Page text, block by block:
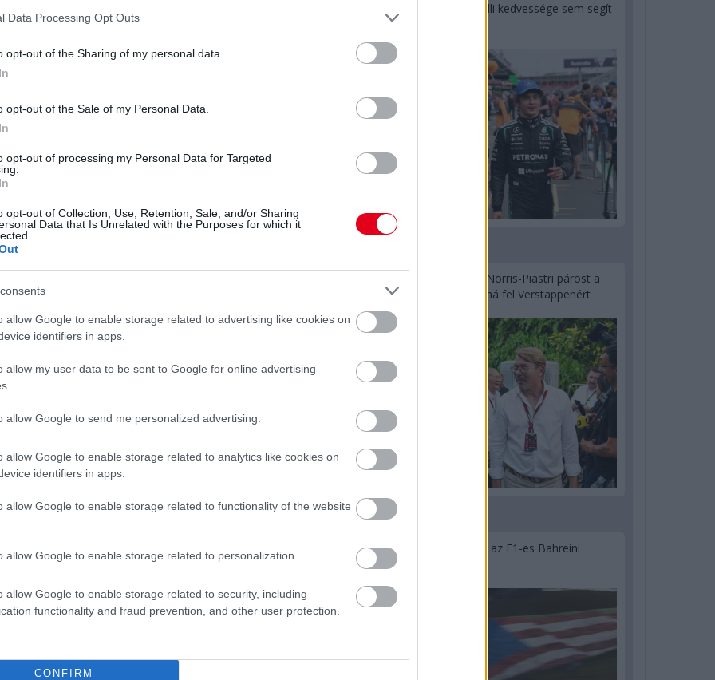
Data Processing Opt Outs
opt-out of the Sharing of my personal data.
opt-out of the Sale of my Personal Data.
opt-out of processing my Personal Data for Targeted
opt-out of Collection, Use, Retention, Sale, and/or Sharing
Data that Is Unrelated with the Purposes for which it
allow Google to enable storage related to advertising like cookies on
identifiers in apps.
allow my user data to be sent to Google for online advertising
allow Google to send me personalized advertising.
allow Google to enable storage related to analytics like cookies on
identifiers in apps.
allow Google to enable storage related to functionality of the website
allow Google to enable storage related to personalization.
allow Google to enable storage related to security, including
functionality and fraud prevention, and other user protection.
CONFIRM
győzelem kapujában a Keating Ford.
úgy tűnik, tényleg feladta a reménytelen
hogy ne erőltesse. Egy kört azért várjunk, hogy
4-5-öt kellene Lopeznek odatennie Nakajimának, ez
lesz a #8-as autónak – mindjárt látjuk, hogy mennyi.
közben újabb 3:19,9-es kört dobott oda. Az utolsó utáni
kereket cserélték le. Sok furcsaság miatt buktak már
így most 15 másodperccel vezet a #7-es. De
Még így is szoros lehet a vége...
defektjénél nem a megfelelő kereket cserélték le a
még egyszer... Időt akartak spórolni, hiszen egy teljes
mint egy szimpla csere – ezen mehet el a
idő óta először megy 3:20 alá egy Toyota, miközben
az argentin, de sorsa már nincs a saját kezében.
a korábban a dobogót ostromló egység most
Montoya szerint Antonelli kedvessége sem segít
Russellen
Hakkinen megtartaná a Norris-Piastri párost a
McLarennél, nem borítaná fel Verstappenért
2 napja
Megvan, mikor kezdődik az F1-es Bahreini
Nagydíj Malajziában